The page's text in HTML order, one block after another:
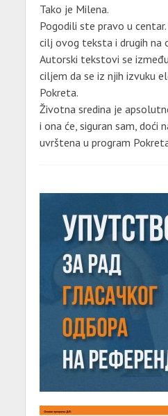
Tako je Milena.
Pogodili ste pravo u
cilj ovog teksta i drugih na
Autorski tekstovi se
ciljem da se iz njih izvuku
Pokreta.
Životna sredina je
i ona će, siguran sam, doći
uvrštena u program